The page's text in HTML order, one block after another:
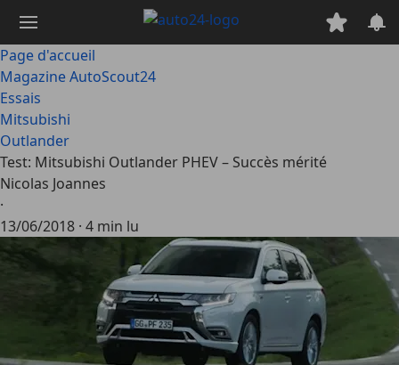
contenu
principal
Page d'accueil
Magazine AutoScout24
Essais
Mitsubishi
Outlander
Test: Mitsubishi Outlander PHEV – Succès mérité
Nicolas Joannes
·
13/06/2018 · 4 min lu